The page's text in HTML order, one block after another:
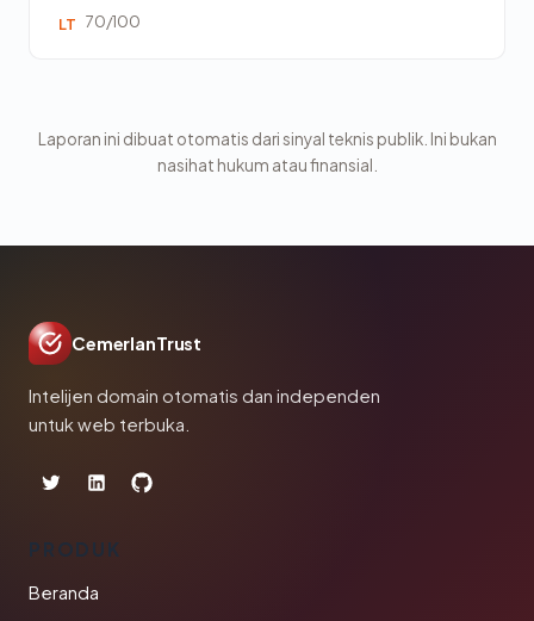
LT 70/100
Laporan ini dibuat otomatis dari sinyal teknis publik. Ini bukan
nasihat hukum atau finansial.
CemerlanTrust
Intelijen domain otomatis dan independen
untuk web terbuka.
PRODUK
Beranda